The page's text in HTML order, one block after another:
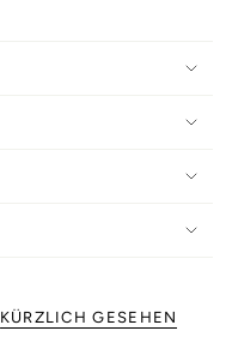
KÜRZLICH GESEHEN